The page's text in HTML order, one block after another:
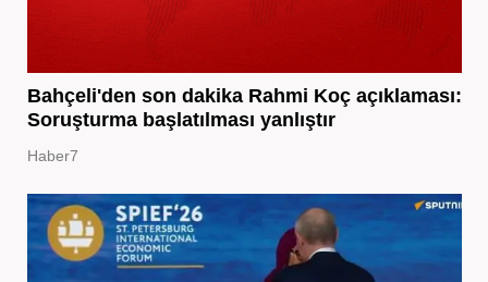
Bahçeli'den son dakika Rahmi Koç açıklaması:
Soruşturma başlatılması yanlıştır
Haber7